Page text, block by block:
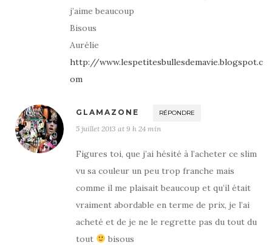
j’aime beaucoup
Bisous
Aurélie
http://www.lespetitesbullesdemavie.blogspot.c
om
GLAMAZONE RÉPONDRE
5 juillet 2013 at 9 h 24 min
Figures toi, que j’ai hésité à l’acheter ce slim
vu sa couleur un peu trop franche mais
comme il me plaisait beaucoup et qu’il était
vraiment abordable en terme de prix, je l’ai
acheté et de je ne le regrette pas du tout du
tout
bisous